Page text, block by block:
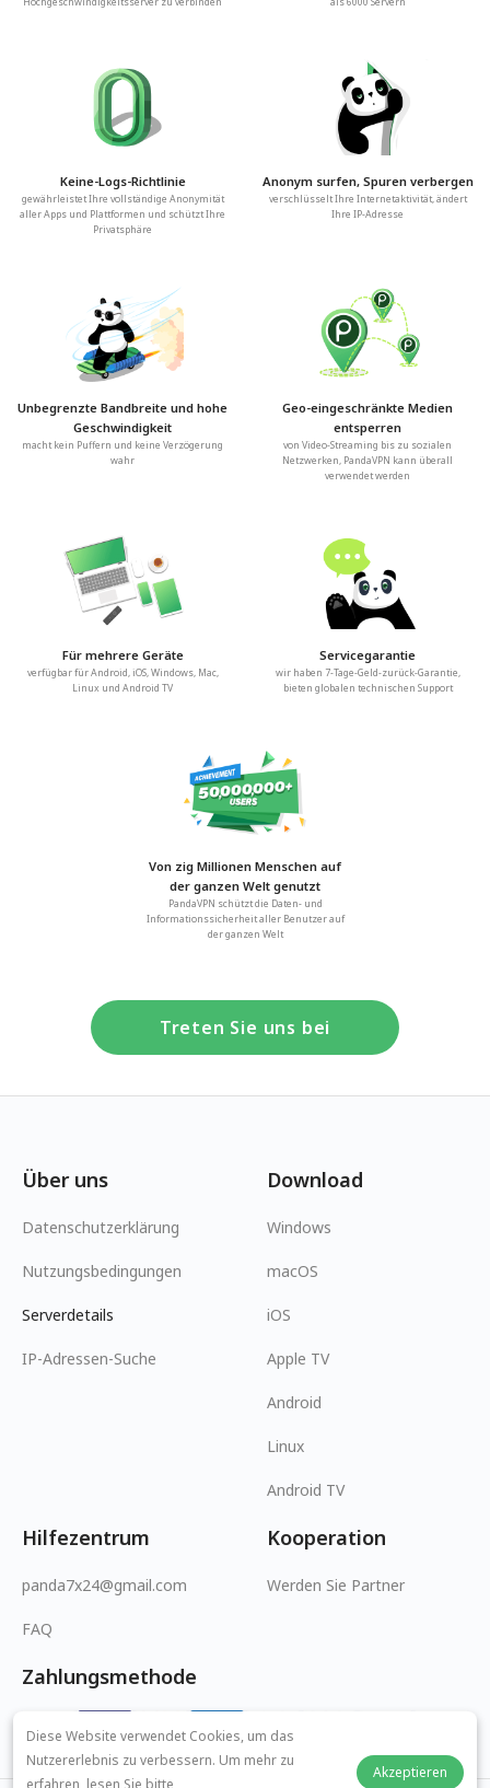
Keine-Logs-Richtlinie
gewährleistet Ihre vollständige Anonymität
aller Apps und Plattformen und schützt Ihre
Privatsphäre
Anonym surfen, Spuren verbergen
verschlüsselt Ihre Internetaktivität, ändert
Ihre IP-Adresse
Unbegrenzte Bandbreite und hohe
Geschwindigkeit
macht kein Puffern und keine Verzögerung
wahr
Geo-eingeschränkte Medien
entsperren
von Video-Streaming bis zu sozialen
Netzwerken, PandaVPN kann überall
verwendet werden
Für mehrere Geräte
verfügbar für Android, iOS, Windows, Mac,
Linux und Android TV
Servicegarantie
wir haben 7-Tage-Geld-zurück-Garantie,
bieten globalen technischen Support
Von zig Millionen Menschen auf
der ganzen Welt genutzt
PandaVPN schützt die Daten- und
Informationssicherheit aller Benutzer auf
der ganzen Welt
Treten Sie uns bei
Über uns
Datenschutzerklärung
Nutzungsbedingungen
Serverdetails
IP-Adressen-Suche
Download
Windows
macOS
iOS
Apple TV
Android
Linux
Android TV
Hilfezentrum
panda7x24@gmail.com
FAQ
Kooperation
Werden Sie Partner
Zahlungsmethode
Diese Website verwendet Cookies, um das
Nutzererlebnis zu verbessern. Um mehr zu
erfahren, lesen Sie bitte
Akzeptieren